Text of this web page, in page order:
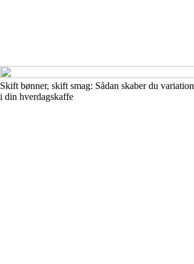
Skift bønner, skift smag: Sådan skaber du variation
i din hverdagskaffe